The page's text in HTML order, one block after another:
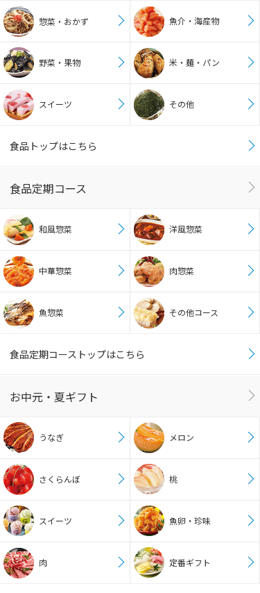
惣菜・おかず 魚介・海産物
野菜・果物 米・麺・パン
スイーツ その他
食品トップはこちら
食品定期コース
和風惣菜 洋風惣菜
中華惣菜 肉惣菜
魚惣菜 その他コース
食品定期コーストップはこちら
お中元・夏ギフト
うなぎ メロン
さくらんぼ 桃
スイーツ 魚卵・珍味
肉 定番ギフト